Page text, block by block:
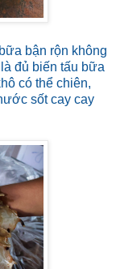
bận rộn không
đủ biến tấu bữa
có thể chiên,
sốt cay cay